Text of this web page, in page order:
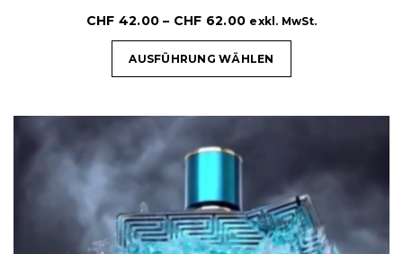
CHF 42.00 – CHF 62.00 exkl. MwSt.
AUSFÜHRUNG WÄHLEN